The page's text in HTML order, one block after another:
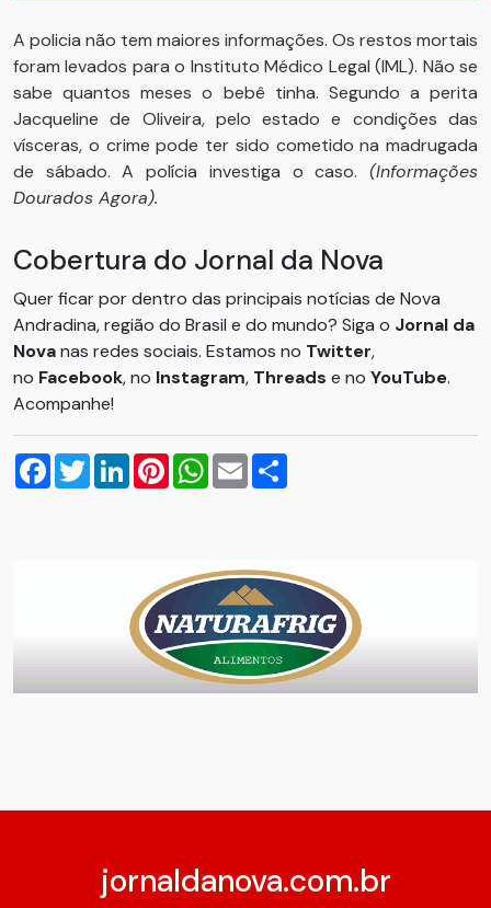
A policia não tem maiores informações. Os restos mortais
foram levados para o Instituto Médico Legal (IML). Não se
sabe quantos meses o bebê tinha. Segundo a perita
Jacqueline de Oliveira, pelo estado e condições das
vísceras, o crime pode ter sido cometido na madrugada
de sábado. A polícia investiga o caso. (Informações
Dourados Agora).
Cobertura do Jornal da Nova
Quer ficar por dentro das principais notícias de Nova
Andradina, região do Brasil e do mundo? Siga o Jornal da
Novanas redes sociais. Estamos no Twitter,
no Facebook, no Instagram, Threads e no YouTube.
Acompanhe!
Facebook
TwitterLinkedInPinterestWhatsApp
Email
jornaldanova.com.br